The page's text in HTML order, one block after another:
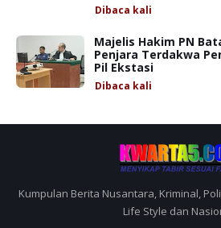
Dibaca kali
Majelis Hakim PN
Penjara Terdakwa
Pil Ekstasi
Dibaca kali
Kumpulan Berita Nusantara, Kriminal,
Life Style dan